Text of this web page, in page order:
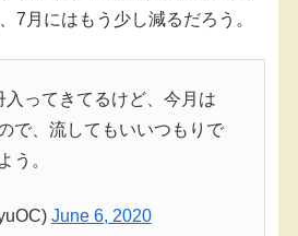
7月にはもう少し減るだろう。
入ってきてるけど、今月は
で、流してもいいつもりで
う。
June 6, 2020